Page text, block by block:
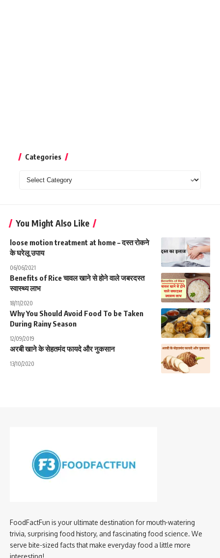
Categories
Categories
You Might Also Like
loose motion treatment at home – दस्त रोकने
के घरेलू उपाय
06/06/2021
Benefits of Rice चावल खाने से होने वाले जबरदस्त
स्वास्थ्य लाभ
18/11/2020
Why You Should Avoid Food To be Taken
During Rainy Season
12/09/2019
अरबी खाने के सेहतमंद फायदे और नुकसान
13/10/2020
FoodFactFun is your ultimate destination for mouth-watering
trivia, surprising food history, and fascinating food science. We
serve bite-sized facts that make everyday food a little more
interesting!